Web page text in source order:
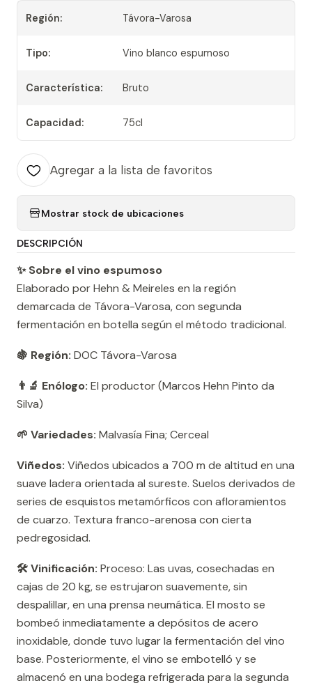
Región: Távora-Varosa
Tipo: Vino blanco espumoso
Característica: Bruto
Capacidad: 75cl
Agregar a la lista de favoritos
Mostrar stock de ubicaciones
DESCRIPCIÓN
✨ Sobre el vino espumoso
Elaborado por Hehn & Meireles en la región
demarcada de Távora-Varosa, con segunda
fermentación en botella según el método tradicional.
🍇 Región: DOC Távora-Varosa
👨‍🔬 Enólogo: El productor (Marcos Hehn Pinto da
Silva)
🌱 Variedades: Malvasía Fina; Cerceal
Viñedos: Viñedos ubicados a 700 m de altitud en una
suave ladera orientada al sureste. Suelos derivados de
series de esquistos metamórficos con afloramientos
de cuarzo. Textura franco-arenosa con cierta
pedregosidad.
🛠️ Vinificación: Proceso: Las uvas, cosechadas en
cajas de 20 kg, se estrujaron suavemente, sin
despalillar, en una prensa neumática. El mosto se
bombeó inmediatamente a depósitos de acero
inoxidable, donde tuvo lugar la fermentación del vino
base. Posteriormente, el vino se embotelló y se
almacenó en una bodega refrigerada para la segunda